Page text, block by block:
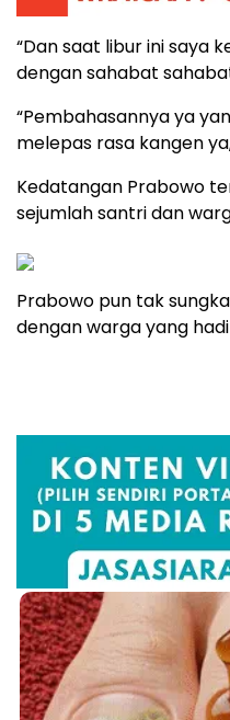
“Dan saat libur ini saya
dengan sahabat
“Pembahasannya ya
melepas rasa kangen
Kedatangan Prabowo
sejumlah santri dan
Prabowo pun tak
dengan warga yang